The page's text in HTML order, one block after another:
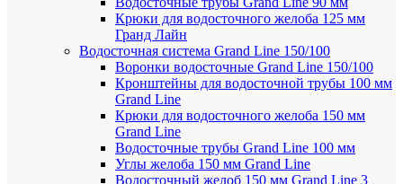
Крюки для водосточного желоба 125 мм
Гранд Лайн
Водосточная система Grand Line 150/100
Воронки водосточные Grand Line 150/100
Кронштейны для водосточной трубы 100 мм
Grand Line
Крюки для водосточного желоба 150 мм
Grand Line
Водосточные трубы Grand Line 100 мм
Углы желоба 150 мм Grand Line
Водосточный желоб 150 мм Grand Line 3